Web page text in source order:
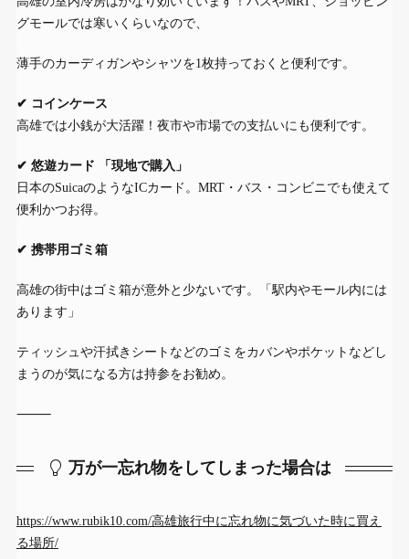
グモールでは寒いくらいなので、
薄手のカーディガンやシャツを1枚持っておくと便利です。
✔ コインケース
高雄では小銭が大活躍！夜市や市場での支払いにも便利です。
✔ 悠遊カード 「現地で購入」
日本のSuicaのようなICカード。MRT・バス・コンビニでも使えて
便利かつお得。
✔ 携帯用ゴミ箱
高雄の街中はゴミ箱が意外と少ないです。「駅内やモール内には
あります」
ティッシュや汗拭きシートなどのゴミをカバンやポケットなどし
まうのが気になる方は持参をお勧め。
⸻
万が一忘れ物をしてしまった場合は
https://www.rubik10.com/高雄旅行中に忘れ物に気づいた時に買え
る場所/